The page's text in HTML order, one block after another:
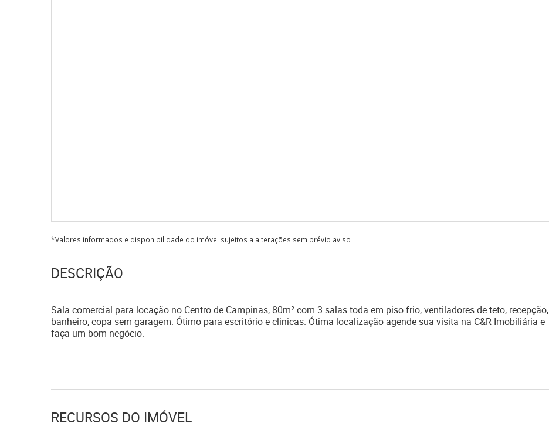
*Valores informados e disponibilidade do imóvel sujeitos a alterações sem prévio aviso
DESCRIÇÃO
Sala comercial para locação no Centro de Campinas, 80m² com 3 salas toda em piso frio, ventiladores de teto, recepção,
banheiro, copa sem garagem. Ótimo para escritório e clinicas. Ótima localização agende sua visita na C&R Imobiliária e
faça um bom negócio.
RECURSOS DO IMÓVEL